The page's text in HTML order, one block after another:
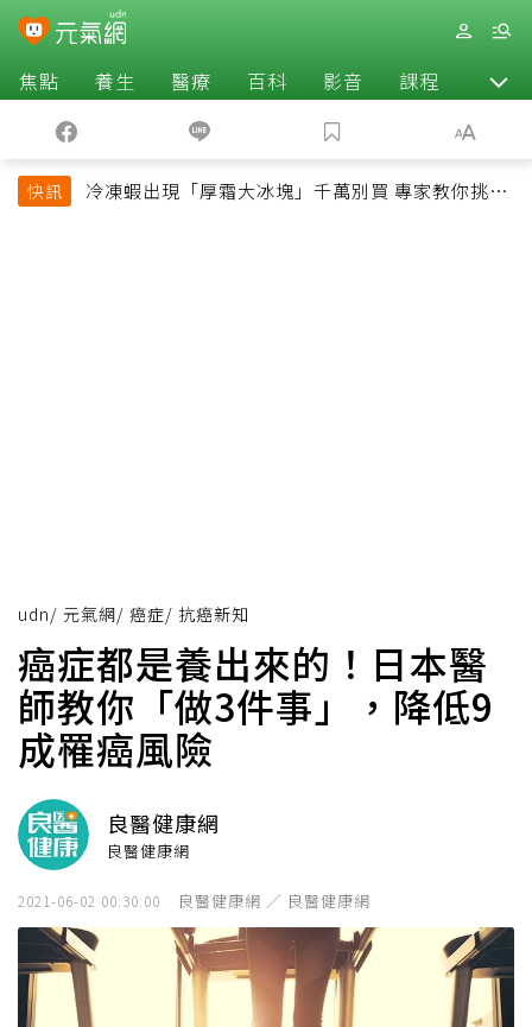
焦點 養生 醫療 百科 影音 課程 退休
快訊
冷凍蝦出現「厚霜大冰塊」千萬別買 專家教你挑出
udn/ 元氣網/ 癌症/ 抗癌新知
癌症都是養出來的！日本醫
師教你「做3件事」，降低9
成罹癌風險
良醫健康網
良醫健康網
2021-06-02 00:30:00 良醫健康網 ／ 良醫健康網